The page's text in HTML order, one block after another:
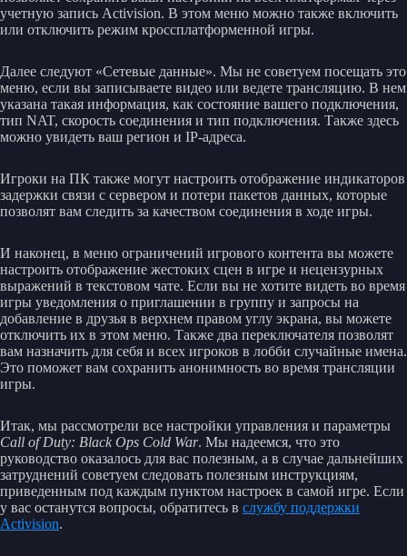
учетную запись Activision. В этом меню можно также включить
или отключить режим кроссплатформенной игры.
Далее следуют «Сетевые данные». Мы не советуем посещать это
меню, если вы записываете видео или ведете трансляцию. В нем
указана такая информация, как состояние вашего подключения,
тип NAT, скорость соединения и тип подключения. Также здесь
можно увидеть ваш регион и IP-адреса.
Игроки на ПК также могут настроить отображение индикаторов
задержки связи с сервером и потери пакетов данных, которые
позволят вам следить за качеством соединения в ходе игры.
И наконец, в меню ограничений игрового контента вы можете
настроить отображение жестоких сцен в игре и нецензурных
выражений в текстовом чате. Если вы не хотите видеть во время
игры уведомления о приглашении в группу и запросы на
добавление в друзья в верхнем правом углу экрана, вы можете
отключить их в этом меню. Также два переключателя позволят
вам назначить для себя и всех игроков в лобби случайные имена.
Это поможет вам сохранить анонимность во время трансляции
игры.
Итак, мы рассмотрели все настройки управления и параметры
Call of Duty: Black Ops Cold War. Мы надеемся, что это
руководство оказалось для вас полезным, а в случае дальнейших
затруднений советуем следовать полезным инструкциям,
приведенным под каждым пунктом настроек в самой игре. Если
у вас останутся вопросы, обратитесь в службу поддержки
Activision.